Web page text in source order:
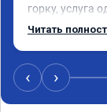
горку, услуга
Читать
‹ ›